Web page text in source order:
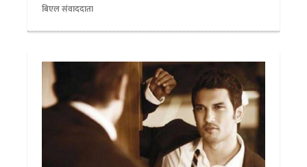
बिएल संवाददाता